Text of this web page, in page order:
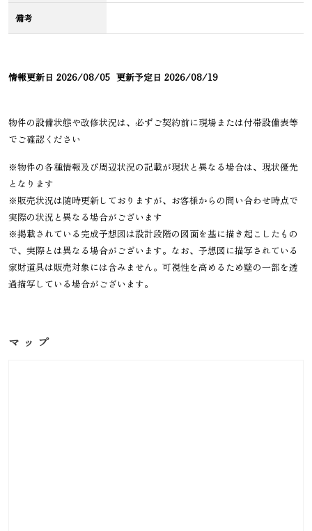
備考
情報更新日 2026/08/05 更新予定日 2026/08/19
物件の設備状態や改修状況は、必ずご契約前に現場または付帯設備表等
でご確認ください
※物件の各種情報及び周辺状況の記載が現状と異なる場合は、現状優先
となります
※販売状況は随時更新しておりますが、お客様からの問い合わせ時点で
実際の状況と異なる場合がございます
※掲載されている完成予想図は設計段階の図面を基に描き起こしたもの
で、実際とは異なる場合がございます。なお、予想図に描写されている
家財道具は販売対象には含みません。可視性を高めるため壁の一部を透
過描写している場合がございます。
マップ